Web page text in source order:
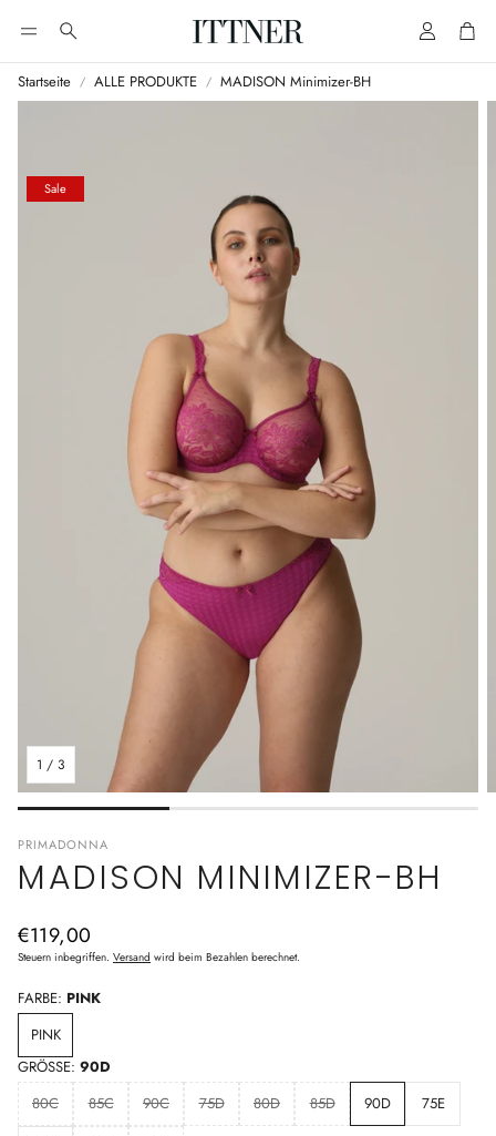
Suche AccountCart
Startseite ALLE PRODUKTE MADISON Minimizer-BH
Sale
1 / 3
PRIMADONNA
MADISON MINIMIZER-BH
Normaler
Preis
€119,00
Steuern inbegriffen. Versand wird beim Bezahlen berechnet.
FARBE: PINK
PINK
GRÖSSE: 90D
80C
85C 90C 75D 80D 85D 90D 75E